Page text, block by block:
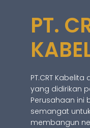
PT.
PT.CRT
yang didirikan
Perusahaan ini
semangat
membangun